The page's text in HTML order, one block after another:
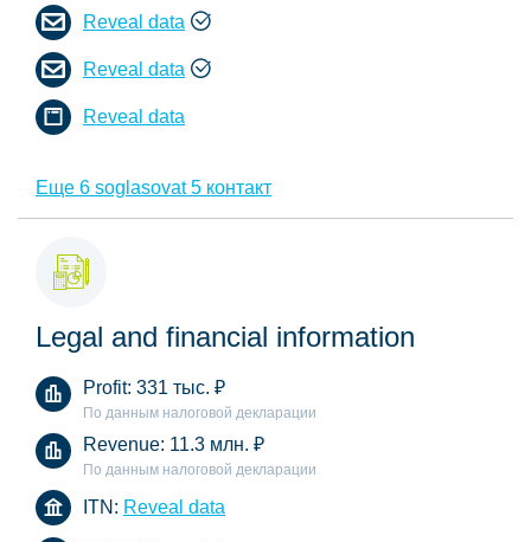
Reveal data
Reveal data
Reveal data
Еще 6 soglasovat 5 контакт
Legal and financial information
Profit: 331 тыс. ₽
По данным налоговой декларации
Revenue: 11.3 млн. ₽
По данным налоговой декларации
ITN: Reveal data